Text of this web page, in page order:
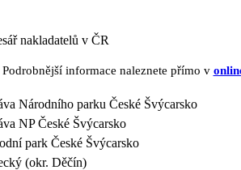
nakladatelů v ČR
Podrobnější informace naleznete přímo v
Národního parku České Švýcarsko
NP České Švýcarsko
park České Švýcarsko
(okr. Děčín)